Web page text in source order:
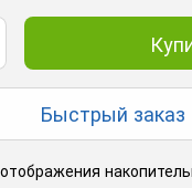
Быстрый заказ